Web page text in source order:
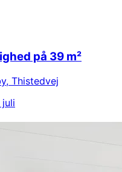
på 39 m²
, Thistedvej
juli